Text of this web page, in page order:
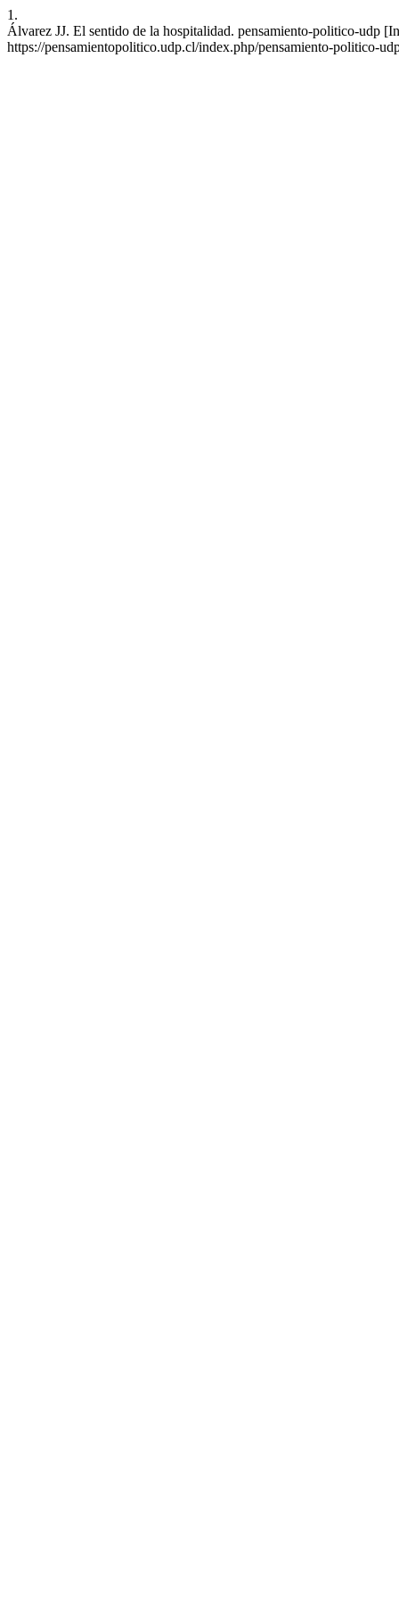
1.
Álvarez JJ. El sentido de la hospitalidad. pensamiento-politico-udp
https://pensamientopolitico.udp.cl/index.php/pensamiento-politico-